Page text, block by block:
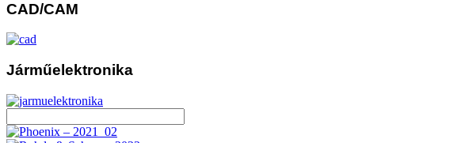
CAD/CAM
Járműelektronika